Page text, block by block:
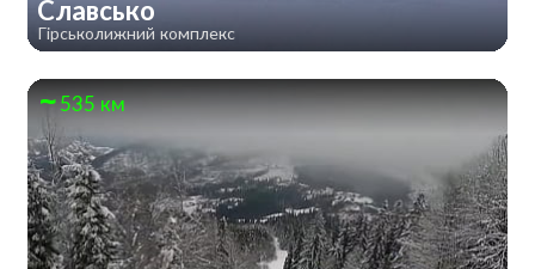
Славсько
Гірськолижний комплекс
535 км